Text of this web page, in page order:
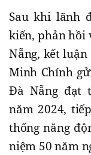
Sau khi lãnh
kiến, phản hồi
Nẵng, kết
Minh Chính
Đà Nẵng đạt
năm 2024,
thống năng
niệm 50 năm